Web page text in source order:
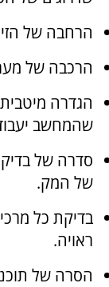
הרחבה של
הרכבה של
הגדרה
שהמחשב
סדרה של
של המק.
בדיקת כל
ראויה.
הסרה של